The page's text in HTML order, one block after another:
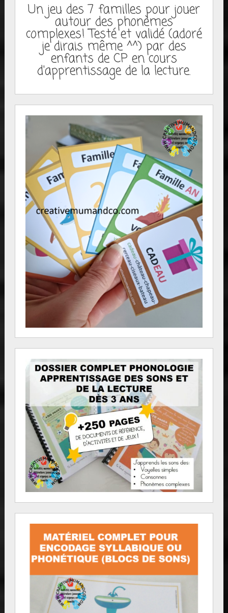
Un jeu des 7 familles pour jouer
autour des phonèmes
complexes! Testé et validé (adoré
je dirais même ^^) par des
enfants de CP en cours
d'apprentissage de la lecture.